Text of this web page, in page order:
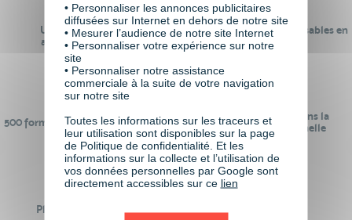
Un réseau de 22 000
anciens participants
100% des formations réalisables en
digital learning
500 formations pour se préparer au
monde de demain
24 ans d'expérience dans la
formation professionnelle
Plus de 50 formations
Des intervenants
• Personnaliser les annonces publicitaires
diffusées sur Internet en dehors de notre site
• Mesurer l’audience de notre site Internet
• Personnaliser votre expérience sur notre
site
• Personnaliser notre assistance
commerciale à la suite de votre navigation
sur notre site
Toutes les informations sur les traceurs et
leur utilisation sont disponibles sur la page
de Politique de confidentialité. Et les
informations sur la collecte et l’utilisation de
vos données personnelles par Google sont
directement accessibles sur ce lien